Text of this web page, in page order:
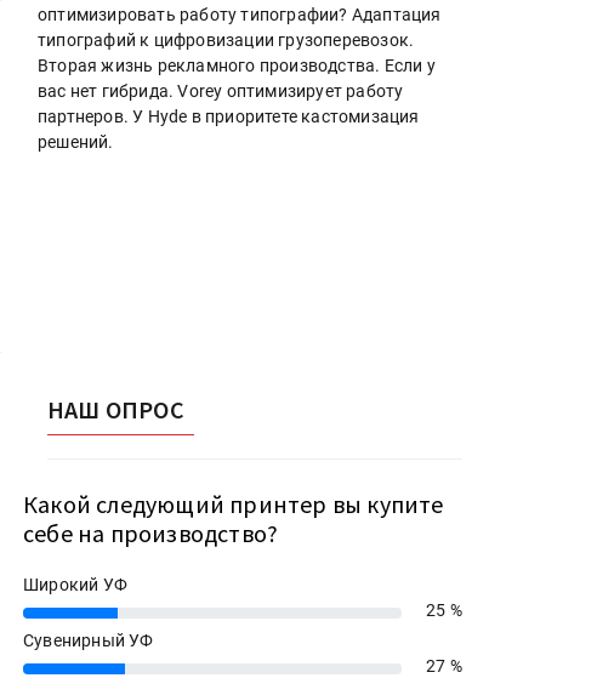
оптимизировать работу типографии? Адаптация
типографий к цифровизации грузоперевозок.
Вторая жизнь рекламного производства. Если у
вас нет гибрида. Vorey оптимизирует работу
партнеров. У Hyde в приоритете кастомизация
решений.
НАШ ОПРОС
Какой следующий принтер вы купите
себе на производство?
Широкий УФ
25%
25 %
Сувенирный УФ
27%
27 %